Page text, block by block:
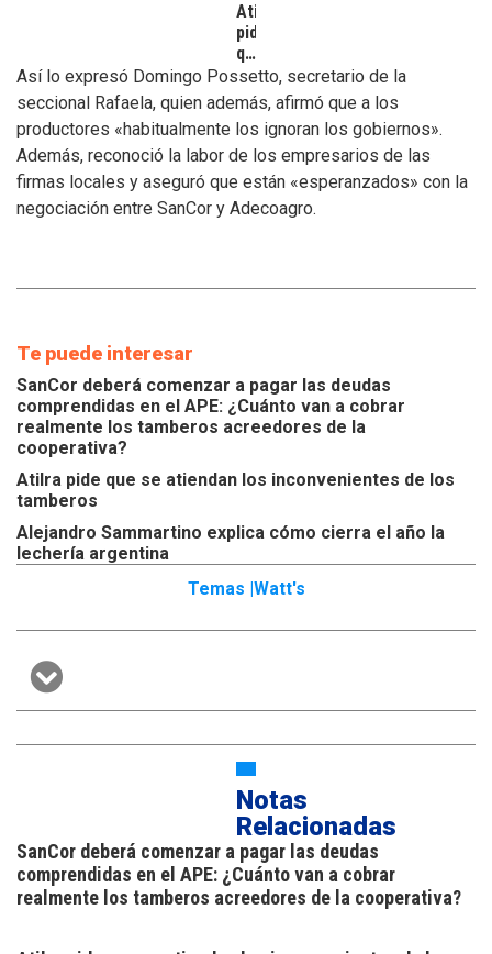
Atilra
pide
que
se
atiendan
inconvenientes
de
los
tamberos
Así lo expresó Domingo Possetto, secretario de la
seccional Rafaela, quien además, afirmó que a los
productores «habitualmente los ignoran los gobiernos».
Además, reconoció la labor de los empresarios de las
firmas locales y aseguró que están «esperanzados» con la
negociación entre SanCor y Adecoagro.
Te puede interesar
SanCor deberá comenzar a pagar las deudas
comprendidas en el APE: ¿Cuánto van a cobrar
realmente los tamberos acreedores de la
cooperativa?
Atilra pide que se atiendan los inconvenientes de los
tamberos
Alejandro Sammartino explica cómo cierra el año la
lechería argentina
Temas | Watt's
Notas
Relacionadas
SanCor deberá comenzar a pagar las deudas
comprendidas en el APE: ¿Cuánto van a cobrar
realmente los tamberos acreedores de la cooperativa?